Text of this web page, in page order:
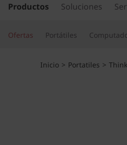
o
p
r
c
Productos Soluciones
Ofertas Portátiles
Inicio > Portatiles >